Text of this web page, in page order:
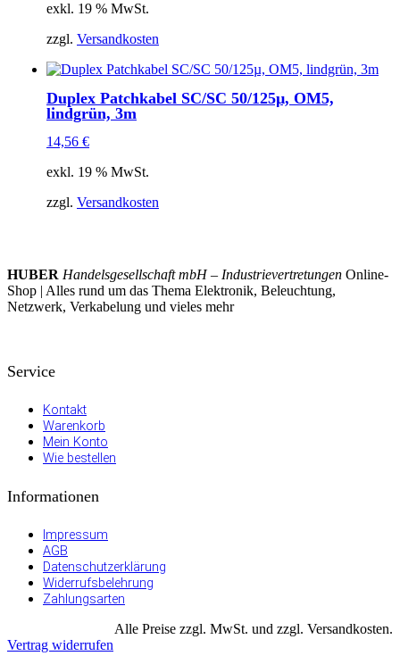
exkl. 19 % MwSt.
zzgl. Versandkosten
Duplex Patchkabel SC/SC 50/125µ, OM5,
lindgrün, 3m
14,56 €
exkl. 19 % MwSt.
zzgl. Versandkosten
HUBER Handelsgesellschaft mbH – Industrievertretungen Online-
Shop | Alles rund um das Thema Elektronik, Beleuchtung,
Netzwerk, Verkabelung und vieles mehr
Service
Kontakt
Warenkorb
Mein Konto
Wie bestellen
Informationen
Impressum
AGB
Datenschutzerklärung
Widerrufsbelehrung
Zahlungsarten
Alle Preise zzgl. MwSt. und zzgl. Versandkosten.
Vertrag widerrufen